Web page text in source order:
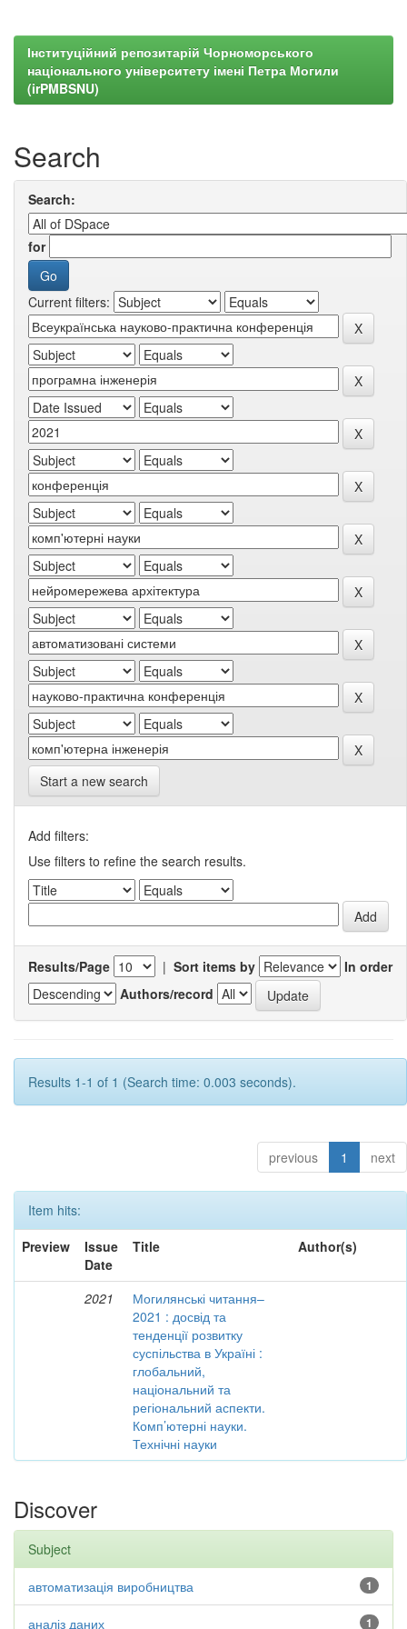
Інституційний репозитарій Чорноморського
національного університету імені Петра Могили
(irPMBSNU)
Search
Search:
for
Current filters:
Start a new search
Add filters:
Use filters to refine the search results.
Results/Page | Sort items by
In order
Authors/record
Results 1-1 of 1 (Search time: 0.003 seconds).
previous 1 next
Item hits:
Preview
Issue
Date
Title Author(s)
2021
Могилянські читання–
2021 : досвід та
тенденції розвитку
суспільства в Україні :
глобальний,
національний та
регіональний аспекти.
Комп’ютерні науки.
Технічні науки
Discover
Subject
1
автоматизація виробництва
1
аналіз даних